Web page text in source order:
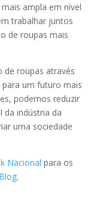
ampla em nível
trabalhar juntos
de roupas mais
de roupas através
para um futuro mais
podemos reduzir
da indústria da
uma sociedade
Nacional para os
.